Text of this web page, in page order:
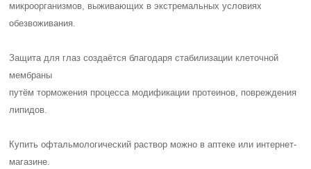
микроорганизмов, выживающих в экстремальных условиях
обезвоживания.
Защита для глаз создаётся благодарястабилизации клеточной
мембраны
путём торможения процесса модификации протеинов, повреждения
липидов.
Купить офтальмологический раствор можно в аптеке или интернет-
магазине.